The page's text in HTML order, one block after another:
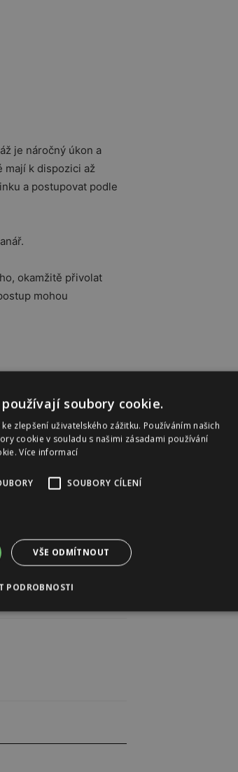
je náročný úkon a
mají k dispozici až
a postupovat podle
okamžitě přivolat
mohou
soubory cookie.
zlepšení uživatelského zážitku. Používáním našich
cookie v souladu s našimi zásadami používání
Více informací
SOUBORY CÍLENÍ
VŠE ODMÍTNOUT
PODROBNOSTI